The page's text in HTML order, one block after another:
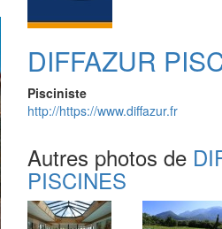
DIFFAZUR
Pisciniste
http://https://www.diffazur.fr
Autres photos de
PISCINES